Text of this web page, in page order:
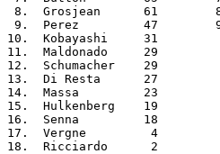
8.  Grosjean      61
9.  Perez         47
10.  Kobayashi     31
11.  Maldonado     29
12.  Schumacher    29
13.  Di Resta      27
14.  Massa         23
15.  Hulkenberg    19
16.  Senna         18
17.  Vergne         4
18.  Ricciardo      2